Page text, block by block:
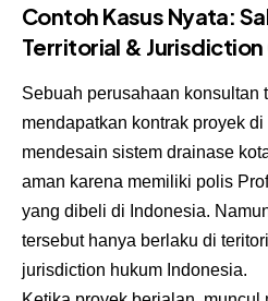
Contoh Kasus Nyata:
Territorial & Jurisdiction
Sebuah perusahaan konsultan
mendapatkan kontrak proyek
mendesain sistem drainase
aman karena memiliki polis
yang dibeli di Indonesia.
tersebut hanya berlaku di
jurisdiction hukum Indonesia.